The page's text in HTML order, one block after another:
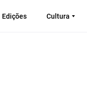
Edições Cultura